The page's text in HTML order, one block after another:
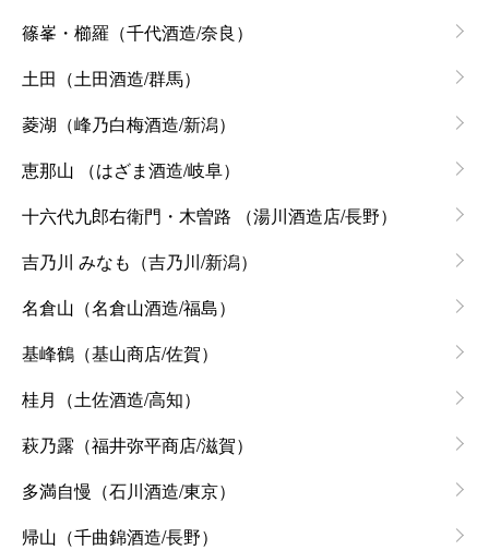
篠峯・櫛羅（千代酒造/奈良）
土田（土田酒造/群馬）
菱湖（峰乃白梅酒造/新潟）
恵那山 （はざま酒造/岐阜）
十六代九郎右衛門・木曽路 （湯川酒造店/長野）
吉乃川 みなも（吉乃川/新潟）
名倉山（名倉山酒造/福島）
基峰鶴（基山商店/佐賀）
桂月（土佐酒造/高知）
萩乃露（福井弥平商店/滋賀）
多満自慢（石川酒造/東京）
帰山（千曲錦酒造/長野）